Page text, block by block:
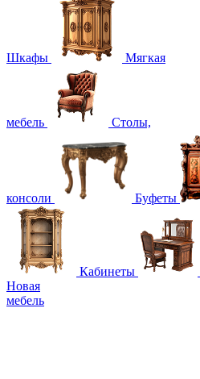
Шкафы Мягкая
мебель Столы,
консоли Буфеты
Кабинеты
Новая
мебель